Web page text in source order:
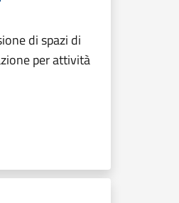
di spazi di
per attività